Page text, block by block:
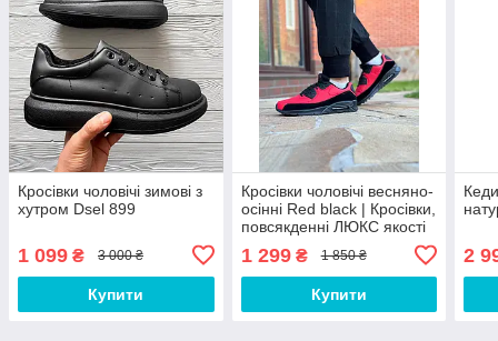
Кросівки чоловічі зимові з
хутром Dsel 899
1 099 ₴ 3 000 ₴
Купити
Кросівки чоловічі весняно-
осінні Red black | Кросівки,
повсякденні ЛЮКС якості
1 299₴ 1 850 ₴
Купити
2